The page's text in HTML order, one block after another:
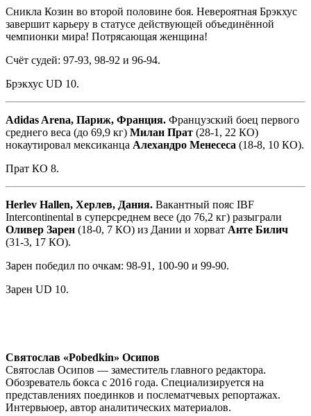
Сникла Козин во второй половине боя. Невероятная Брэкхус
завершит карьеру в статусе действующей объединённой
чемпионки мира! Потрясающая женщина!
Счёт судей: 97-93, 98-92 и 96-94.
Брэкхус UD 10.
Adidas Arena, Париж, Франция. Французский боец первого
среднего веса (до 69,9 кг) Милан Прат (28-1, 22 КО)
нокаутировал мексиканца Алехандро Менесеса (18-8, 10 КО).
Прат КО 8.
Herlev Hallen, Херлев, Дания. Вакантный пояс IBF
Intercontinental в суперсреднем весе (до 76,2 кг) разыграли
Оливер Зарен (18-0, 7 КО) из Дании и хорват Анте Билич
(31-3, 17 КО).
Зарен победил по очкам: 98-91, 100-90 и 99-90.
Зарен UD 10.
Святослав «Pobedkin» Осипов
Святослав Осипов — заместитель главного редактора.
Обозреватель бокса с 2016 года. Специализируется на
представлениях поединков и послематчевых репортажах.
Интервьюер, автор аналитических материалов.